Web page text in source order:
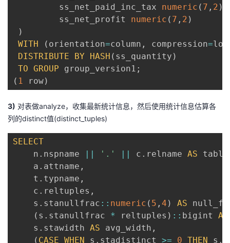
         ss_net_paid_inc_tax
numeric ( 7 , 2 )
         ss_net_profit
numeric ( 7 , 2 )
)
WITH
( orientation=column , compression=low
DISTRIBUTE
BY HASH ( ss_quantity )
TO GROUP group_version1 ;
( 1 row)
3) 对表做analyze，收集最新统计信息，然后使用统计信息估算各
列的distinct值(distinct_tuples)
SELECT
    n
. nspname || '.' || c . relname AS
    a
. attname ,
    t
. typname ,
    c
. reltuples ,
    s
. stanullfrac : : numeric ( 5 , 4 ) AS
( s . stanullfrac * reltuples ) : : bigint AS
    s
. stawidth AS avg_width ,
( CASE WHEN s . stadistinct >= 0 THEN s .